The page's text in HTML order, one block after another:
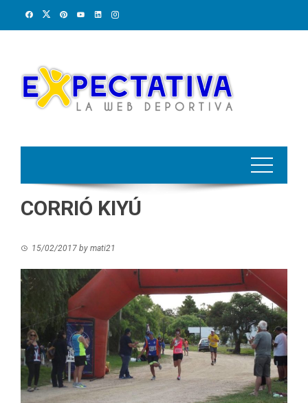
CORRIÓ KIYÚ
15/02/2017 by mati21